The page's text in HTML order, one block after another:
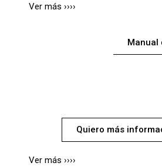
Ver más ››››
Manual
Quiero más
Ver más ››››